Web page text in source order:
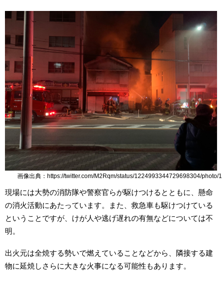
画像出典：https://twitter.com/M2Rqm/status/1224993344729698304/photo/1
現場には大勢の消防隊や警察官らが駆けつけるとともに、懸命
の消火活動にあたっています。また、救急車も駆けつけている
ということですが、けが人や逃げ遅れの有無などについては不
明。
出火元は全焼する勢いで燃えていることなどから、隣接する建
物に延焼しさらに大きな火事になる可能性もあります。